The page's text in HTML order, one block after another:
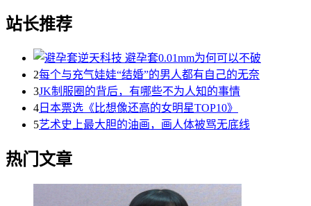
站长推荐
2每个与充气娃娃“结婚”的男人都有自己的无奈
3JK制服圈的背后，有哪些不为人知的事情
4 日本票选《比想像还高的女明星TOP10》
5艺术史上最大胆的油画，画人体被骂无底线
热门文章